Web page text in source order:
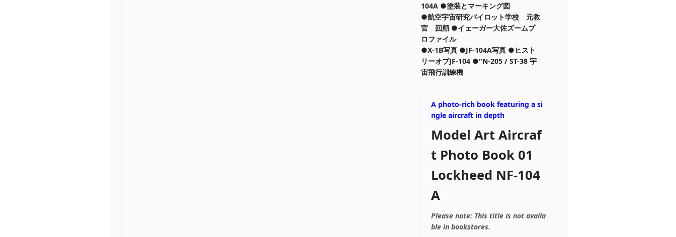
104A ●塗装とマーキング図
●航空宇宙研究パイロット学校 元教
官 回顧 ●イェーガー大佐ズームプ
ロファイル
●X-1B写真 ●JF-104A写真 ●ヒスト
リーオブJF-104 ●"N-205 / ST-38 宇
宙飛行訓練機
A photo-rich book featuring a si
ngle aircraft in depth
Model Art Aircraf
t Photo Book 01
Lockheed NF-104
A
Please note:This title is notavaila
ble in bookstores.